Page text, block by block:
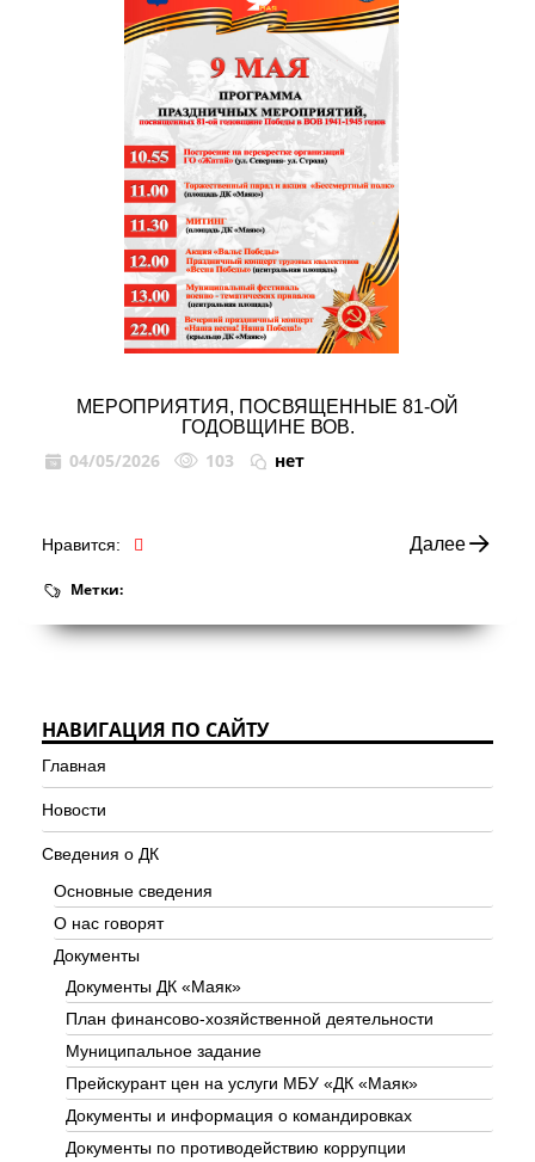
МЕРОПРИЯТИЯ, ПОСВЯЩЕННЫЕ 81-ОЙ
ГОДОВЩИНЕ ВОВ.
04/05/2026 103 нет
Нравится: Далее
Метки:
НАВИГАЦИЯ ПО САЙТУ
Главная
Новости
Сведения о ДК
Основные сведения
О нас говорят
Документы
Документы ДК «Маяк»
План финансово-хозяйственной деятельности
Муниципальное задание
Прейскурант цен на услуги МБУ «ДК «Маяк»
Документы и информация о командировках
Документы по противодействию коррупции